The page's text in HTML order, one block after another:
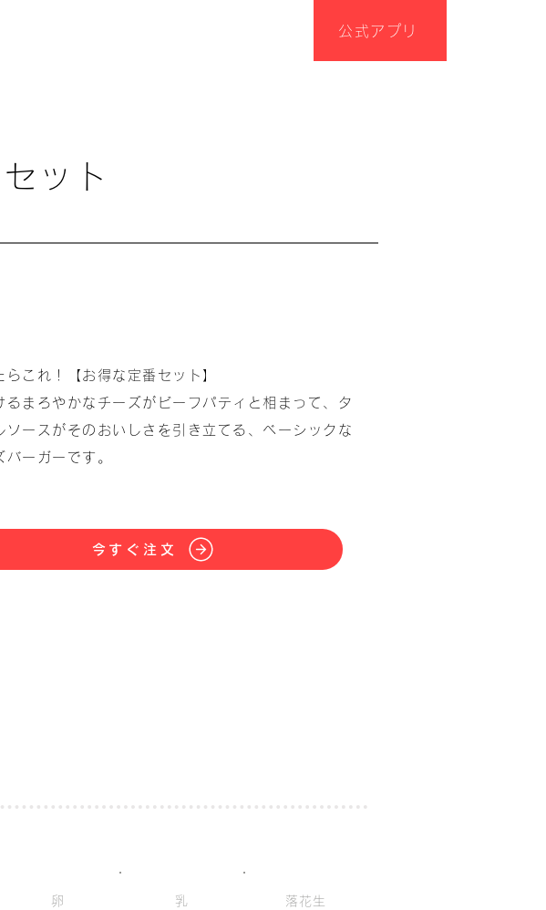
公式アプリ
ット
らこれ！【お得な定番セット】
るまろやかなチーズがビーフパティと相まって、タ
ソースがそのおいしさを引き立てる、ベーシックな
バーガーです。
今すぐ注文
卵 乳 落花生